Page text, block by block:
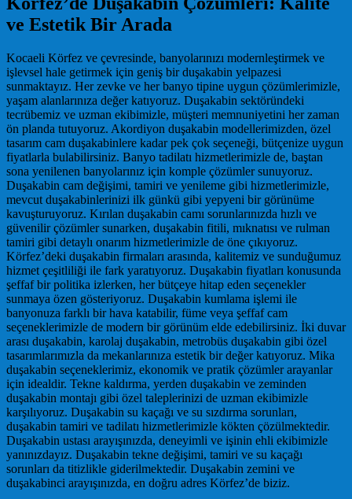
ve Estetik Bir Arada
Kocaeli Körfez ve çevresinde, banyolarınızı modernleştirmek ve
işlevsel hale getirmek için geniş bir duşakabin yelpazesi
sunmaktayız. Her zevke ve her banyo tipine uygun çözümlerimizle,
yaşam alanlarınıza değer katıyoruz. Duşakabin sektöründeki
tecrübemiz ve uzman ekibimizle, müşteri memnuniyetini her zaman
ön planda tutuyoruz. Akordiyon duşakabin modellerimizden, özel
tasarım cam duşakabinlere kadar pek çok seçeneği, bütçenize uygun
fiyatlarla bulabilirsiniz. Banyo tadilatı hizmetlerimizle de, baştan
sona yenilenen banyolarınız için komple çözümler sunuyoruz.
Duşakabin cam değişimi, tamiri ve yenileme gibi hizmetlerimizle,
mevcut duşakabinlerinizi ilk günkü gibi yepyeni bir görünüme
kavuşturuyoruz. Kırılan duşakabin camı sorunlarınızda hızlı ve
güvenilir çözümler sunarken, duşakabin fitili, mıknatısı ve rulman
tamiri gibi detaylı onarım hizmetlerimizle de öne çıkıyoruz.
Körfez’deki duşakabin firmaları arasında, kalitemiz ve sunduğumuz
hizmet çeşitliliği ile fark yaratıyoruz. Duşakabin fiyatları konusunda
şeffaf bir politika izlerken, her bütçeye hitap eden seçenekler
sunmaya özen gösteriyoruz. Duşakabin kumlama işlemi ile
banyonuza farklı bir hava katabilir, füme veya şeffaf cam
seçeneklerimizle de modern bir görünüm elde edebilirsiniz. İki duvar
arası duşakabin, karolaj duşakabin, metrobüs duşakabin gibi özel
tasarımlarımızla da mekanlarınıza estetik bir değer katıyoruz. Mika
duşakabin seçeneklerimiz, ekonomik ve pratik çözümler arayanlar
için idealdir. Tekne kaldırma, yerden duşakabin ve zeminden
duşakabin montajı gibi özel taleplerinizi de uzman ekibimizle
karşılıyoruz. Duşakabin su kaçağı ve su sızdırma sorunları,
duşakabin tamiri ve tadilatı hizmetlerimizle kökten çözülmektedir.
Duşakabin ustası arayışınızda, deneyimli ve işinin ehli ekibimizle
yanınızdayız. Duşakabin tekne değişimi, tamiri ve su kaçağı
sorunları da titizlikle giderilmektedir. Duşakabin zemini ve
duşakabinci arayışınızda, en doğru adres Körfez’de biziz.